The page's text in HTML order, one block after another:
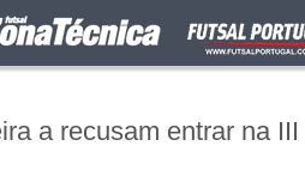
a recusam entrar na